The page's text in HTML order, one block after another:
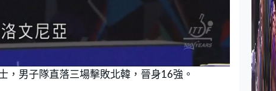
，男子隊直落三場擊敗北韓，晉身16強。